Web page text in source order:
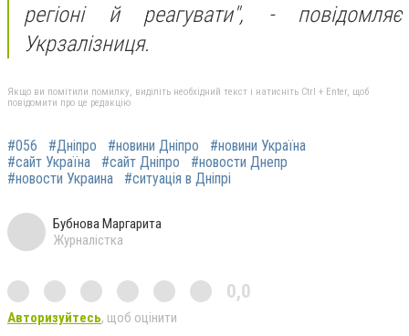
регіоні й реагувати", - повідомляє
Укрзалізниця.
Якщо ви помітили помилку, виділіть необхідний текст і натисніть Ctrl + Enter, щоб
повідомити про це редакцію
#056 #Дніпро #новини Дніпро
#новини Україна
#сайт Україна
#сайт Дніпро
#новости Днепр
#новости Украина
#ситуація в Дніпрі
Бубнова Маргарита
Журналістка
0,0
Авторизуйтесь, щоб оцінити